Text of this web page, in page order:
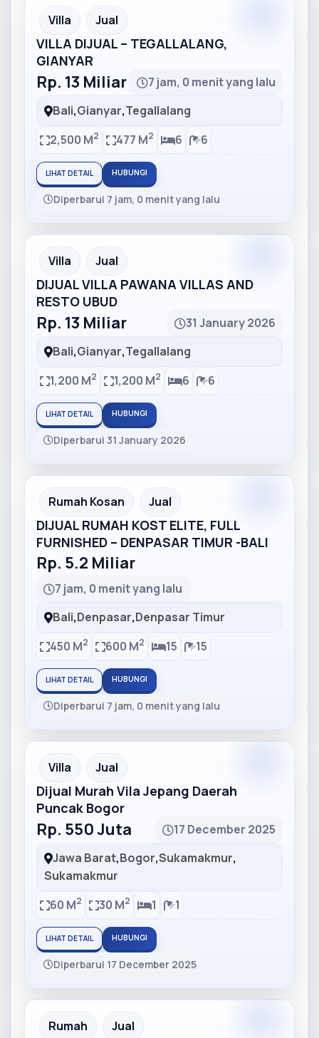
Partner Ad
Villa Jual
VILLA DIJUAL – TEGALLALANG,
GIANYAR
Rp. 13 Miliar
7 jam, 0 menit yang lalu
Bali,Gianyar,Tegallalang
2,500 M2 477 M2 6 6
LIHAT DETAIL HUBUNGI
Diperbarui 7 jam, 0 menit yang lalu
Partner Ad
Villa Jual
DIJUAL VILLA PAWANA VILLAS AND
RESTO UBUD
Rp. 13 Miliar
31 January 2026
Bali,Gianyar,Tegallalang
1,200 M2 1,200 M2 6 6
LIHAT DETAIL HUBUNGI
Diperbarui 31 January 2026
Partner Ad
Rumah Kosan Jual
DIJUAL RUMAH KOST ELITE, FULL
FURNISHED – DENPASAR TIMUR -BALI
Rp. 5.2 Miliar
7 jam, 0 menit yang lalu
Bali,Denpasar,Denpasar Timur
450 M2 600 M2 15 15
LIHAT DETAIL HUBUNGI
Diperbarui 7 jam, 0 menit yang lalu
Partner Ad
Villa Jual
Dijual Murah Vila Jepang Daerah
Puncak Bogor
Rp. 550 Juta
17 December 2025
Jawa Barat,Bogor,Sukamakmur,
Sukamakmur
60 M2 30 M2 1 1
LIHAT DETAIL HUBUNGI
Diperbarui 17 December 2025
Partner Ad
Rumah Jual